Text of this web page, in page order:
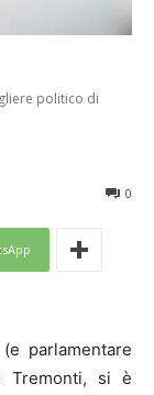
politico di
0
parlamentare
Tremonti, si è